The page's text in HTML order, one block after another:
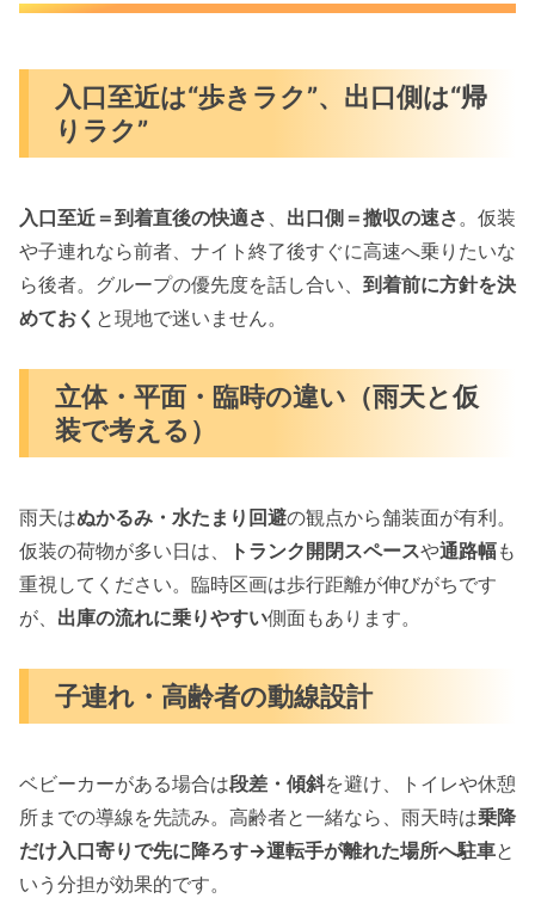
入口至近は“歩きラク”、出口側は“帰
りラク”
入口至近＝到着直後の快適さ 、 出口側＝撤収の速さ。仮装
や子連れなら前者、ナイト終了後すぐに高速へ乗りたいな
ら後者。グループの優先度を話し合い、 到着前に方針を決
めておく と現地で迷いません。
立体・平面・臨時の違い（雨天と仮
装で考える）
雨天はぬかるみ・水たまり回避の観点から舗装面が有利。
仮装の荷物が多い日は、
トランク開閉スペースや通路幅も
重視してください。臨時区画は歩行距離が伸びがちです
が、 出庫の流れに乗りやすい側面もあります。
子連れ・高齢者の動線設計
ベビーカーがある場合は段差・傾斜を避け、トイレや休憩
所までの導線を先読み。高齢者と一緒なら、雨天時は乗降
だけ入口寄りで先に降ろす→運転手が離れた場所へ駐車と
いう分担が効果的です。